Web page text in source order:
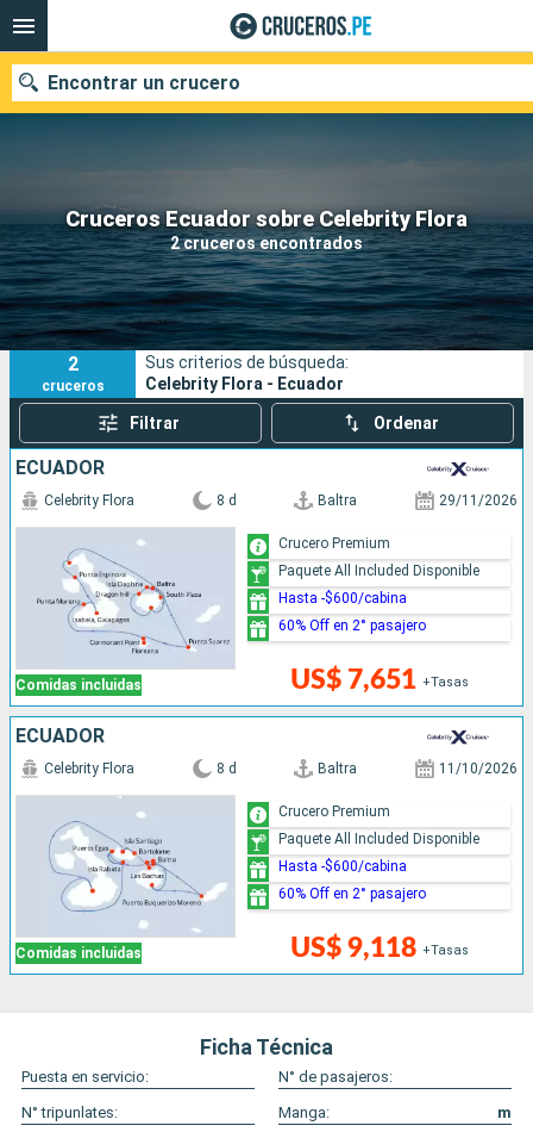
Cruceros Ecuador sobre Celebrity Flora
2 cruceros encontrados
Encontrar un crucero
Nuestros destinos
Fecha de salida
Puertos Compañías
Buscar
2
cruceros
Sus criterios de búsqueda:
Celebrity Flora - Ecuador
Filtrar Ordenar
ECUADOR
Comidas incluidas
Celebrity Flora 8 d Baltra 29/11/2026
US$ 7,651 +Tasas
Crucero Premium
Paquete All Included Disponible
Hasta -$600/cabina
60% Off en 2° pasajero
ECUADOR
Comidas incluidas
Celebrity Flora 8 d Baltra 11/10/2026
US$ 9,118 +Tasas
Crucero Premium
Paquete All Included Disponible
Hasta -$600/cabina
60% Off en 2° pasajero
Ficha Técnica
Puesta en servicio:
N° de pasajeros:
N° tripunlates:
Manga:
m